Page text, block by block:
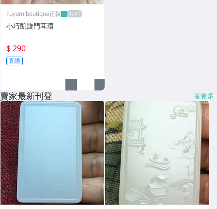
Fuyumiboutique正韓
小巧凱旋門耳環
$ 290
直購
賣家最新刊登 看更多